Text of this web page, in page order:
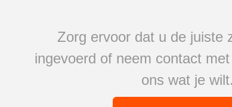
Zorg ervoor dat u de juiste
ingevoerd of neem contact
ons wat je wilt.